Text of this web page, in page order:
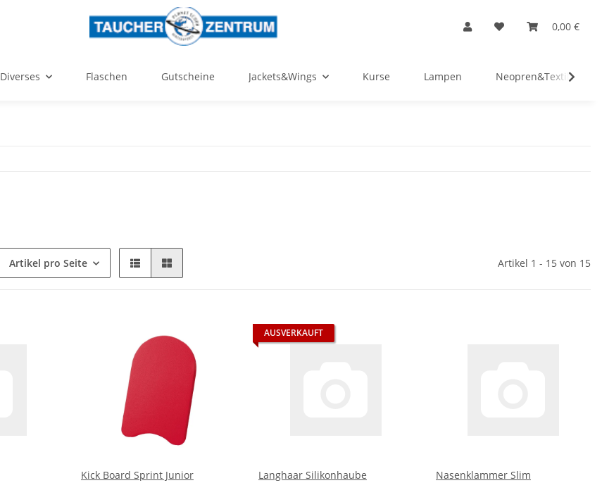
0,00 €
Diverses Flaschen Gutscheine Jackets&Wings Kurse Lampen Neopren&Textil
Artikel pro Seite Artikel 1 - 15 von 15
Kick Board Sprint Junior
AUSVERKAUFT
Langhaar Silikonhaube
Nasenklammer Slim